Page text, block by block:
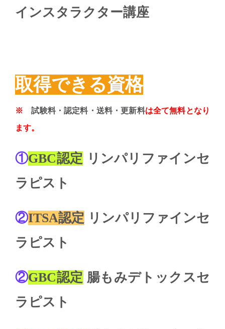
インスタラクター講座
取得できる資格
※試験料・認定料・送料・更新料は全て無料となり
ます。
①GBC認定 リンパリファインセ
ラピスト
②ITSA認定 リンパリファインセ
ラピスト
②GBC認定 腸もみデトックスセ
ラピスト